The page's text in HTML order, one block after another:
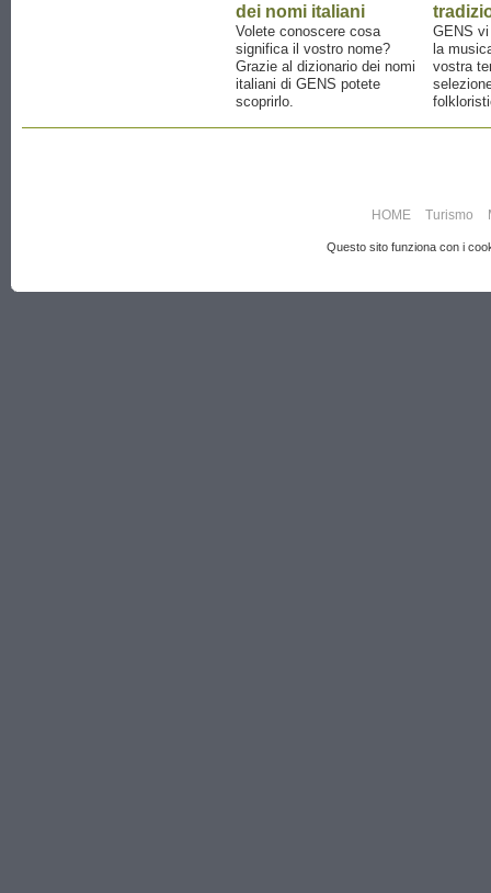
dei nomi italiani
Volete conoscere cosa
significa il vostro nome?
Grazie al dizionario dei nomi
italiani di GENS potete
scoprirlo.
GENS
la
vostra
HOME Turismo
Questo sito funziona con i